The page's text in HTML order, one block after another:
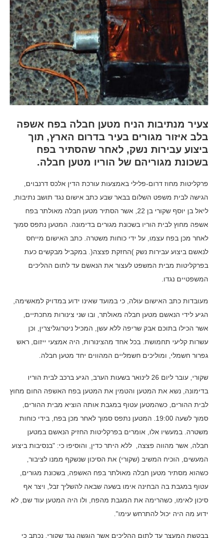
צעיר מנתיבות הניח מטען חבלה בפח אשפה
בלב איזור מגורים בעיר בדרום הארץ, תוך
ביצוע עבירות נשק, לאחר שהסתיר בפח
בשכונת מגוריהם של הוריו מטען חבלה.
פרקליטות מחוז דרום-פלילי באמצעות עורכת הדין אלכס דרנבוים,
הגישה לבית משפט השלום בבאר שבע כתב אישום נגד תושב נתיבות,
ליאל בן יוסף שקורי בן 22, אשר הסתיר מטען חבלה מאולתר בפח
אשפה מחוץ לבית הוריו בשכונת מגורים בדימונה. המטען נתפס סמוך
לאחר מכן בפח עצמו, על ידי כוחות משטרה. כתב האישום מייחס
לנאשם ביצוע עבירות נשק )החזקת פצצה(. במקביל מבקשים כעת
בפרקליטות מבית המשפט לעצור את הנאשם עד לתום ההליכים
המשפטיים נגדו.
מעובדות כתב האישום עולה, כי במועד שאינו ידוע במדויק למאשימה,
הגיע לידי הנאשם מטען חבלה מאולתר, ובו שני צינורות מתכתיים,
אשר הכילו בתוכם אבק שריפה ללא עשן, המכיל ניטרוגליצרין, וכן
עשרות קליעי תחמושת. בכל אחד מהצינורות, היה אמצעי ייזום, ראש
גפרור חשמלי, ומוליכים חשמליים המהווים יחד מטען חבלה.
שקורי, עובר ליום 26 לינואר בשעות הערב, הגיע ברכב לבית הוריו
בדימונה, נשא את המטען והטמין את המטען בפח האשפה החום מחוץ
לבית ההורים, כשהמטען עטוף במגבת אותה הוציא מבית ההורים,
סמוך לשעה 19:00. המטען נתפס סמוך לאחר מכן בפח, בידי כוחות
משטרה. במעשיו אלו, אומרים בפרקליטות החזיק הנאשם במטען
חבלה, אשר מהווה פצצה, ללא היתר כדין, והוסיפו כי: "בנסיבות ביצוע
המעשים, הוכיח המשיב (שקורי) את הסיכון שנשקף ממנו לציבור,
כשהוא מסתיר מטען חבלה מאולתר בפח האשפה, בשכונת מגורים,
עטוף במגבת בה הבחינה אימו בשעה שבאה להשליך זבל, ויצר אף
סיכון לאימו, כשהרימה את המגבת מהפח, ולו היה המטען עוד שם, לא
ידוע מה היה יכול להתרחש עימו".
בבקשת המעצר עד לתום ההליכים אשר הוגשה נגד שקורי, נכתב כי